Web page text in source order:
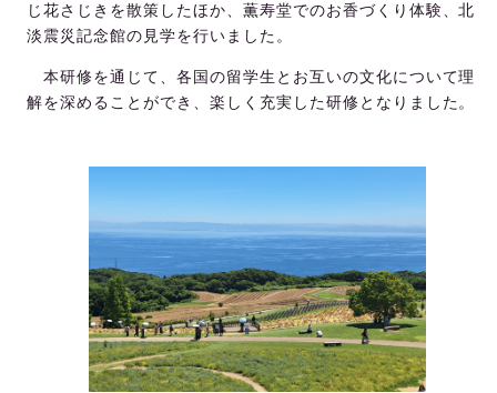
じ花さじきを散策したほか、薫寿堂でのお香づくり体験、北
淡震災記念館の見学を行いました。
本研修を通じて、各国の留学生とお互いの文化について理
解を深めることができ、楽しく充実した研修となりました。